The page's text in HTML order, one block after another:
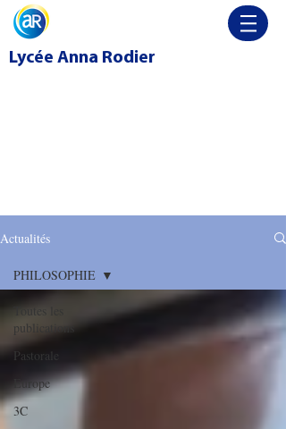
Lycée Anna Rodier
Actualités
Toutes les
publications
Pastorale
Europe
3C
PHILOSOPHIE